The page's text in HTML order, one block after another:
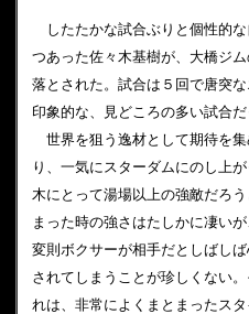
したたかな試合ぶりと個性的
つあった佐々木基樹が、大橋ジ
落とされた。試合は５回で唐突
印象的な、見どころの多い試合だ
世界を狙う逸材として期待を
り、一気にスターダムにのし上
木にとって湯場以上の強敵だろ
まった時の強さはたしかに凄い
変則ボクサーが相手だとしばし
されてしまうことが珍しくない
れは、非常によくまとまったス